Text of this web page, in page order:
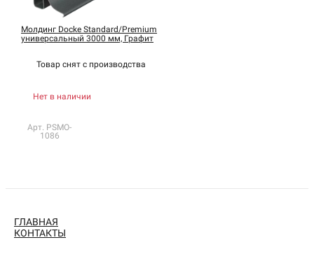
Молдинг Docke Standard/Premium
универсальный 3000 мм, Графит
Товар снят с производства
Нет в наличии
Арт. PSMO-
1086
ГЛАВНАЯ
КОНТАКТЫ